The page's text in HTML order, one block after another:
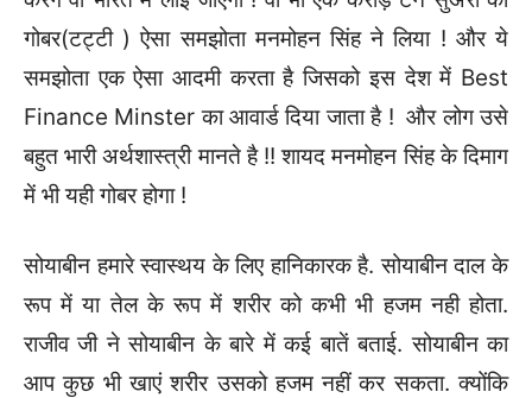
गोबर(टट्टी ) ऐसा समझोता मनमोहन सिंह ने लिया ! और ये
समझोता एक ऐसा आदमी करता है जिसको इस देश में Best
Finance Minster का आवार्ड दिया जाता है ! और लोग उसे
बहुत भारी अर्थशास्त्री मानते है !! शायद मनमोहन सिंह के दिमाग
में भी यही गोबर होगा !
सोयाबीन हमारे स्वास्थय के लिए हानिकारक है. सोयाबीन दाल के
रूप में या तेल के रूप में शरीर को कभी भी हजम नही होता.
राजीव जी ने सोयाबीन के बारे में कई बातें बताई. सोयाबीन का
आप कुछ भी खाएं शरीर उसको हजम नहीं कर सकता. क्योंकि